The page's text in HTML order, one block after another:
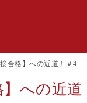
合格】への近道！＃4
への近道